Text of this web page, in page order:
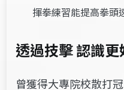
揮拳練習能提高拳頭
透過技擊 認識
曾獲得大專院校散打